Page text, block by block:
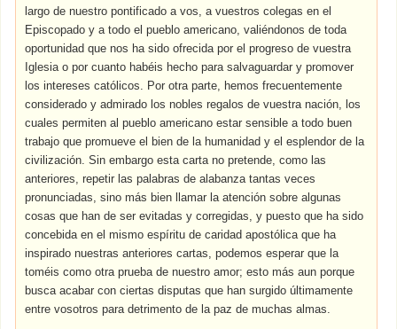
largo de nuestro pontificado a vos, a vuestros colegas en el
Episcopado y a todo el pueblo americano, valiéndonos de toda
oportunidad que nos ha sido ofrecida por el progreso de vuestra
Iglesia o por cuanto habéis hecho para salvaguardar y promover
los intereses católicos. Por otra parte, hemos frecuentemente
considerado y admirado los nobles regalos de vuestra nación, los
cuales permiten al pueblo americano estar sensible a todo buen
trabajo que promueve el bien de la humanidad y el esplendor de la
civilización. Sin embargo esta carta no pretende, como las
anteriores, repetir las palabras de alabanza tantas veces
pronunciadas, sino más bien llamar la atención sobre algunas
cosas que han de ser evitadas y corregidas, y puesto que ha sido
concebida en el mismo espíritu de caridad apostólica que ha
inspirado nuestras anteriores cartas, podemos esperar que la
toméis como otra prueba de nuestro amor; esto más aun porque
busca acabar con ciertas disputas que han surgido últimamente
entre vosotros para detrimento de la paz de muchas almas.